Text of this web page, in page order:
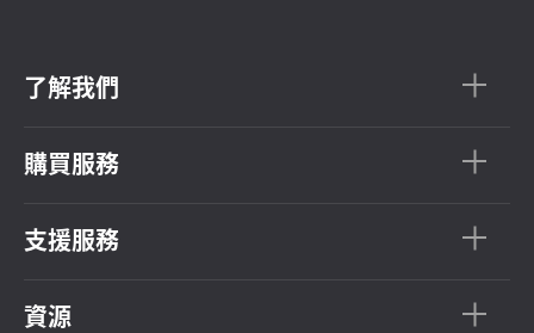
了解我們
購買服務
支援服務
資源